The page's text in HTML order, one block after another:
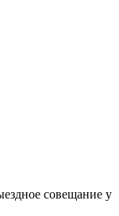
совещание у